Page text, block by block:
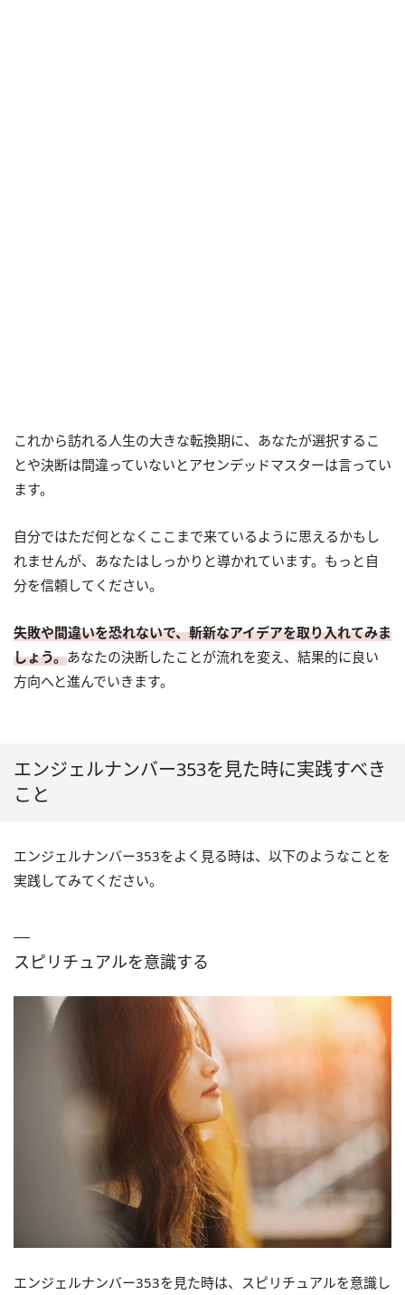
これから訪れる人生の大きな転換期に、あなたが選択するこ
とや決断は間違っていないとアセンデッドマスターは言ってい
ます。
自分ではただ何となくここまで来ているように思えるかもし
れませんが、あなたはしっかりと導かれています。もっと自
分を信頼してください。
失敗や間違いを恐れないで、斬新なアイデアを取り入れてみま
しょう。あなたの決断したことが流れを変え、結果的に良い
方向へと進んでいきます。
エンジェルナンバー353を見た時に実践すべき
こと
エンジェルナンバー353をよく見る時は、以下のようなことを
実践してみてください。
スピリチュアルを意識する
エンジェルナンバー353を見た時は、スピリチュアルを意識し